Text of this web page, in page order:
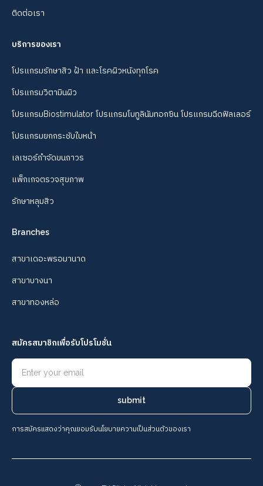
ติดต่อเรา
บริการของเรา
โปรแกรมรักษาสิว ฝ้า และโรคผิวหนังทุกโรค
โปรแกรมวิตามินผิว
โปรแกรมBiostimulator โปรแกรมโบทูลินัมทอกซิน โปรแกรมฉีดฟิลเลอร์
โปรแกรมยกกระชับใบหน้า
เลเซอร์กำจัดขนถาวร
แพ็กเกจตรวจสุขภาพ
รักษาหลุมสิว
Branches
สาขาเดอะพรอมานาด
สาขาบางนา
สาขาทองหล่อ
สมัครสมาชิกเพื่อรับโปรโมชั่น
การสมัครแสดงว่าคุณยอมรับนโยบายความเป็นส่วนตัวของเรา